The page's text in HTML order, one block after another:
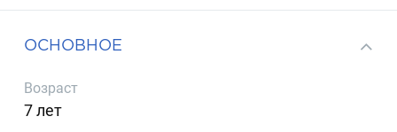
ОСНОВНОЕ
Возраст
7 лет